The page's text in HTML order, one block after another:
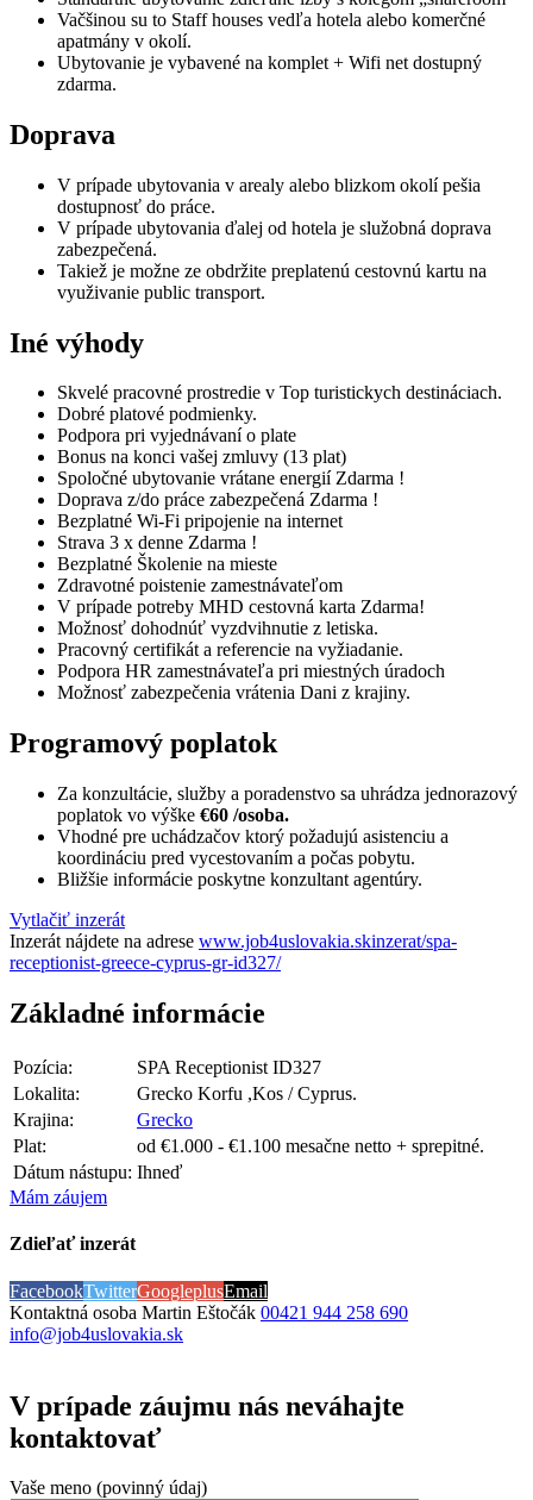
Vačšinou su to Staff houses vedľa hotela alebo komerčné
apatmány v okolí.
Ubytovanie je vybavené na komplet + Wifi net dostupný
zdarma.
Doprava
V prípade ubytovania v arealy alebo blizkom okolí pešia
dostupnosť do práce.
V prípade ubytovania ďalej od hotela je služobná doprava
zabezpečená.
Takiež je možne ze obdržite preplatenú cestovnú kartu na
využivanie public transport.
Iné výhody
Skvelé pracovné prostredie v Top turistickych destináciach.
Dobré platové podmienky.
Podpora pri vyjednávaní o plate
Bonus na konci vašej zmluvy (13 plat)
Spoločné ubytovanie vrátane energií Zdarma !
Doprava z/do práce zabezpečená Zdarma !
Bezplatné Wi-Fi pripojenie na internet
Strava 3 x denne Zdarma !
Bezplatné Školenie na mieste
Zdravotné poistenie zamestnávateľom
V prípade potreby MHD cestovná karta Zdarma!
Možnosť dohodnúť vyzdvihnutie z letiska.
Pracovný certifikát a referencie na vyžiadanie.
Podpora HR zamestnávateľa pri miestných úradoch
Možnosť zabezpečenia vrátenia Dani z krajiny.
Programový poplatok
Za konzultácie, služby a poradenstvo sa uhrádza jednorazový
poplatok vo výške €60 /osoba.
Vhodné pre uchádzačov ktorý požadujú asistenciu a
koordináciu pred vycestovaním a počas pobytu.
Bližšie informácie poskytne konzultant agentúry.
Vytlačiť inzerát
Inzerát nájdete na adrese www.job4uslovakia.skinzerat/spa-
receptionist-greece-cyprus-gr-id327/
Základné informácie
Pozícia:
SPA Receptionist ID327
Lokalita:
Grecko Korfu ,Kos / Cyprus.
Krajina:
Grecko
Plat:
od €1.000 - €1.100 mesačne netto + sprepitné.
Dátum nástupu: Ihneď
Mám záujem
Zdieľať inzerát
FacebookTwitterGoogleplusEmail
Kontaktná osoba Martin Eštočák 00421 944 258 690
info@job4uslovakia.sk
V prípade záujmu nás neváhajte
kontaktovať
Vaše meno (povinný údaj)